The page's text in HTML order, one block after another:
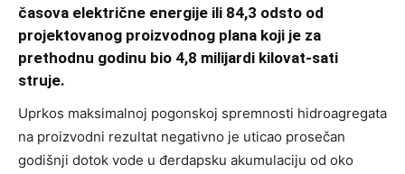
časova električne energije ili 84,3 odsto od
projektovanog proizvodnog plana koji je za
prethodnu godinu bio 4,8 milijardi kilovat-sati
struje.
Uprkos maksimalnoj pogonskoj spremnosti hidroagregata
na proizvodni rezultat negativno je uticao prosečan
godišnji dotok vode u đerdapsku akumulaciju od oko